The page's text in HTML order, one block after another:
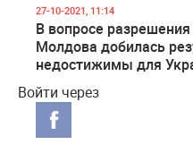
27-10-2021, 11:14
В вопросе
Молдова добилась
недостижимы для
Войти через